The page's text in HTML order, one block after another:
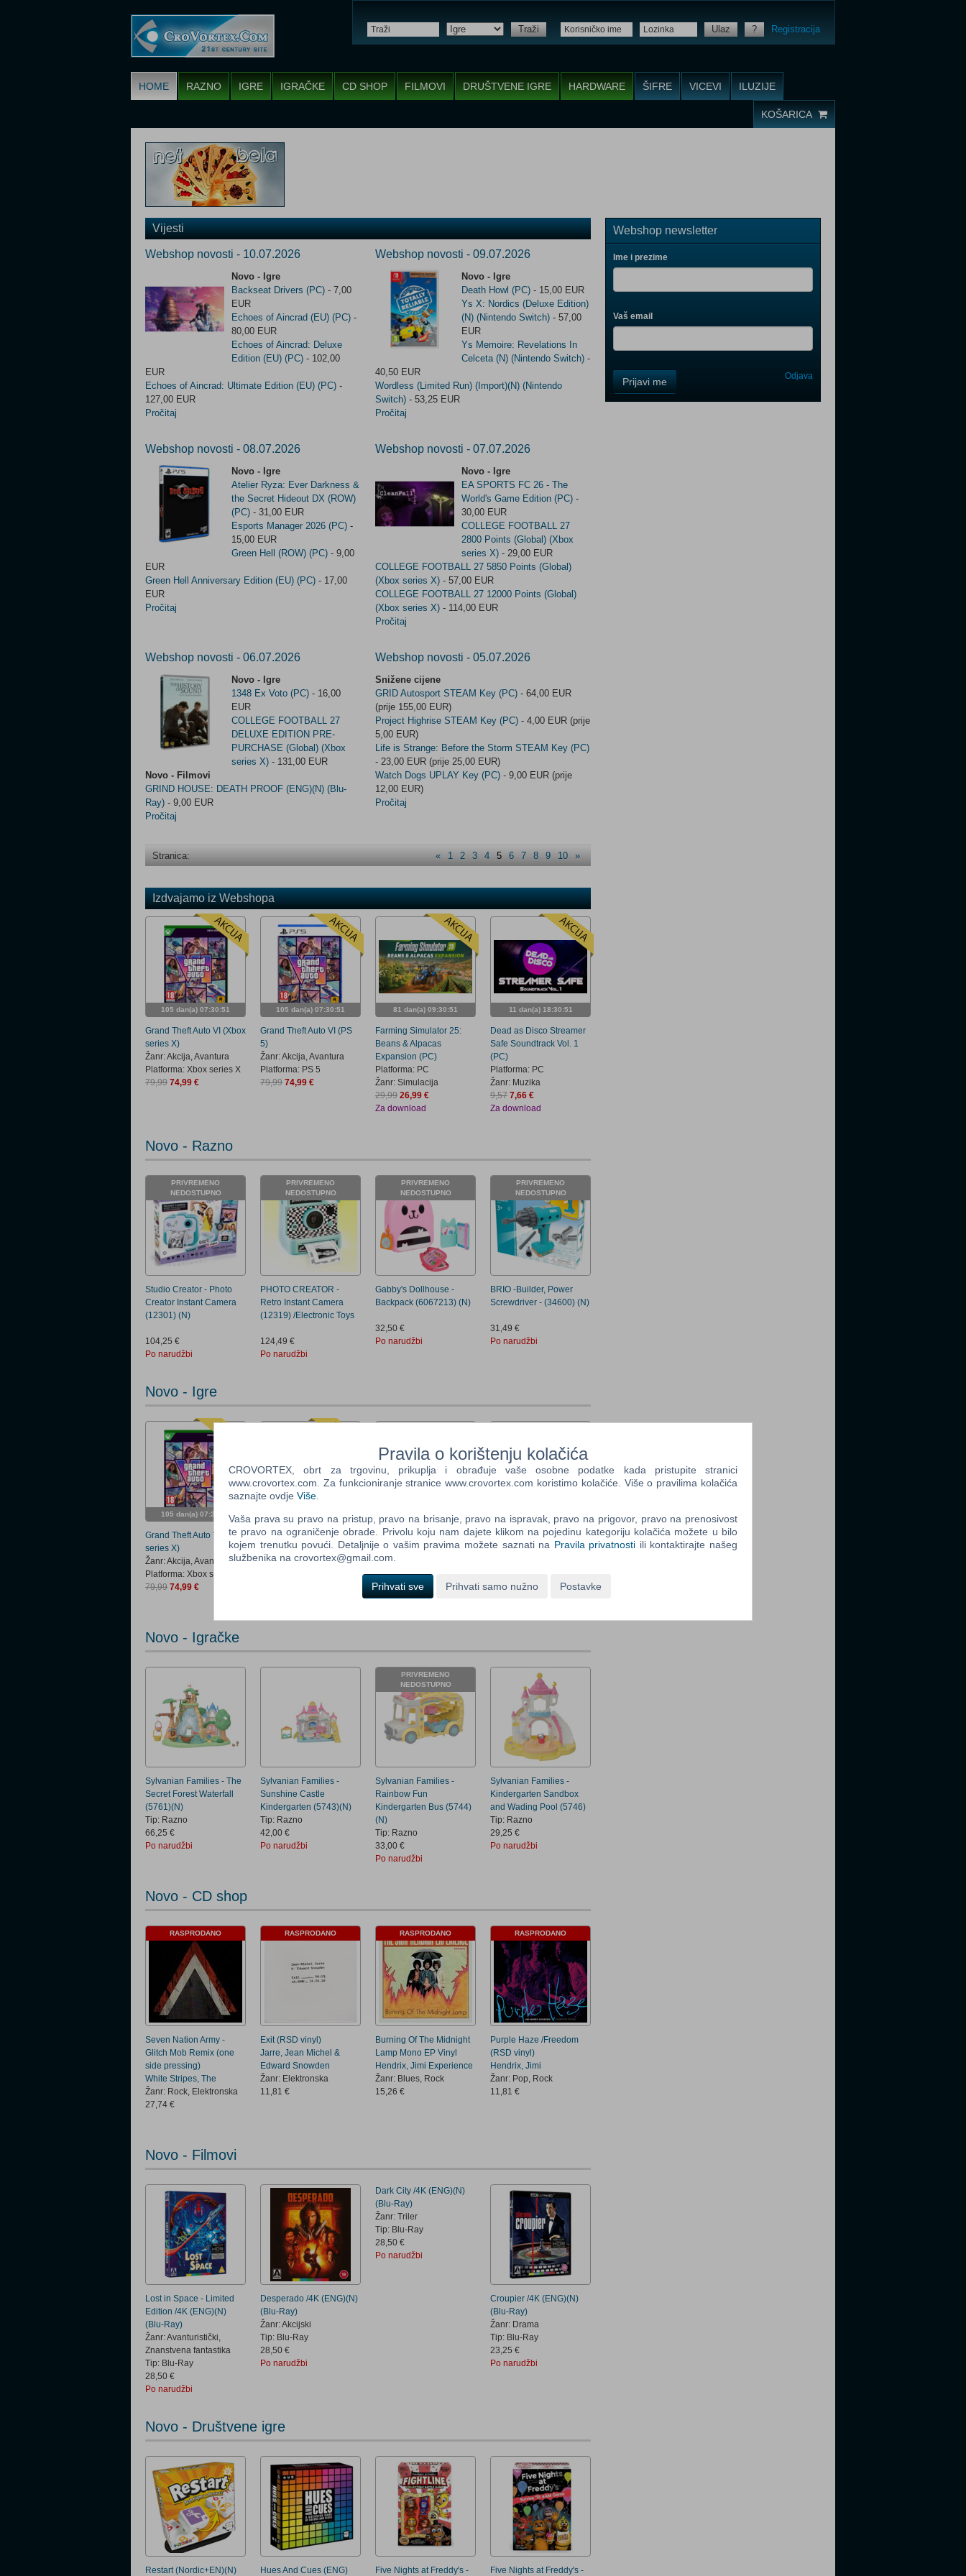
Traži Ulaz ? Registracija
HOME RAZNO IGRE IGRAČKE CD SHOP FILMOVI DRUŠTVENE IGRE HARDWARE ŠIFRE VICEVI ILUZIJE
KOŠARICA
Vijesti
Webshop novosti - 10.07.2026
Novo - Igre
Backseat Drivers (PC) - 7,00
EUR
Echoes of Aincrad (EU) (PC) -
80,00 EUR
Echoes of Aincrad: Deluxe
Edition (EU) (PC) - 102,00
EUR
Echoes of Aincrad: Ultimate Edition (EU) (PC) -
127,00 EUR
Pročitaj
Webshop novosti - 09.07.2026
Novo - Igre
Death Howl (PC) - 15,00 EUR
Ys X: Nordics (Deluxe Edition)
(N) (Nintendo Switch) - 57,00
EUR
Ys Memoire: Revelations In
Celceta (N) (Nintendo Switch) -
40,50 EUR
Wordless (Limited Run) (Import)(N) (Nintendo
Switch) - 53,25 EUR
Pročitaj
Webshop novosti - 08.07.2026
Novo - Igre
Atelier Ryza: Ever Darkness &
the Secret Hideout DX (ROW)
(PC) - 31,00 EUR
Esports Manager 2026 (PC) -
15,00 EUR
Green Hell (ROW) (PC) - 9,00
EUR
Green Hell Anniversary Edition (EU) (PC) - 17,00
EUR
Pročitaj
Webshop novosti - 07.07.2026
Novo - Igre
EA SPORTS FC 26 - The
World's Game Edition (PC) -
30,00 EUR
COLLEGE FOOTBALL 27
2800 Points (Global) (Xbox
series X) - 29,00 EUR
COLLEGE FOOTBALL 27 5850 Points (Global)
(Xbox series X) - 57,00 EUR
COLLEGE FOOTBALL 27 12000 Points (Global)
(Xbox series X) - 114,00 EUR
Pročitaj
Webshop novosti - 06.07.2026
Novo - Igre
1348 Ex Voto (PC) - 16,00
EUR
COLLEGE FOOTBALL 27
DELUXE EDITION PRE-
PURCHASE (Global) (Xbox
series X) - 131,00 EUR
Novo - Filmovi
GRIND HOUSE: DEATH PROOF (ENG)(N) (Blu-
Ray) - 9,00 EUR
Pročitaj
Webshop novosti - 05.07.2026
Snižene cijene
GRID Autosport STEAM Key (PC) - 64,00 EUR
(prije 155,00 EUR)
Project Highrise STEAM Key (PC) - 4,00 EUR (prije
5,00 EUR)
Life is Strange: Before the Storm STEAM Key (PC)
- 23,00 EUR (prije 25,00 EUR)
Watch Dogs UPLAY Key (PC) - 9,00 EUR (prije
12,00 EUR)
Pročitaj
Stranica: « 1 2 3 4 5 6 7 8 9 10 »
Izdvajamo iz Webshopa
105 dan(a) 07:30:50
Grand Theft Auto VI (Xbox
series X)
Žanr: Akcija, Avantura
Platforma: Xbox series X
79,99 74,99 €
105 dan(a) 07:30:50
Grand Theft Auto VI (PS
5)
Žanr: Akcija, Avantura
Platforma: PS 5
79,99 74,99 €
81 dan(a) 09:30:50
Farming Simulator 25:
Beans & Alpacas
Expansion (PC)
Platforma: PC
Žanr: Simulacija
29,99 26,99 €
Za download
11 dan(a) 18:30:50
Dead as Disco Streamer
Safe Soundtrack Vol. 1
(PC)
Platforma: PC
Žanr: Muzika
9,57 7,66 €
Za download
Novo - Razno
PRIVREMENO
NEDOSTUPNO
Studio Creator - Photo
Creator Instant Camera
(12301) (N)
104,25 €
Po narudžbi
PRIVREMENO
NEDOSTUPNO
PHOTO CREATOR -
Retro Instant Camera
(12319) /Electronic Toys
124,49 €
Po narudžbi
PRIVREMENO
NEDOSTUPNO
Gabby's Dollhouse -
Backpack (6067213) (N)
32,50 €
Po narudžbi
PRIVREMENO
NEDOSTUPNO
BRIO -Builder, Power
Screwdriver - (34600) (N)
31,49 €
Po narudžbi
Novo - Igre
105 dan(a) 07:30:50
Grand Theft Auto VI (Xbox
series X)
Žanr: Akcija, Avantura
Platforma: Xbox series X
79,99 74,99 €
Grand Theft Auto VI (PS
5)
Žanr: Akcija, Avantura
Rock Band 4 Rivals
Bundle (Xbox One)
(Europe) (Xbox One)
Platforma: Xbox One
87,00 €
Za download
Unknown9: Awakening
(N) (Xbox One)
21,40 €
Novo - Igračke
Sylvanian Families - The
Secret Forest Waterfall
(5761)(N)
Tip: Razno
66,25 €
Po narudžbi
Sylvanian Families -
Sunshine Castle
Kindergarten (5743)(N)
Tip: Razno
42,00 €
Po narudžbi
PRIVREMENO
NEDOSTUPNO
Sylvanian Families -
Rainbow Fun
Kindergarten Bus (5744)
(N)
Tip: Razno
33,00 €
Po narudžbi
Sylvanian Families -
Kindergarten Sandbox
and Wading Pool (5746)
Tip: Razno
29,25 €
Po narudžbi
Novo - CD shop
RASPRODANO
Seven Nation Army -
Glitch Mob Remix (one
side pressing)
White Stripes, The
Žanr: Rock, Elektronska
27,74 €
RASPRODANO
Exit (RSD vinyl)
Jarre, Jean Michel &
Edward Snowden
Žanr: Elektronska
11,81 €
RASPRODANO
Burning Of The Midnight
Lamp Mono EP Vinyl
Hendrix, Jimi Experience
Žanr: Blues, Rock
15,26 €
RASPRODANO
Purple Haze /Freedom
(RSD vinyl)
Hendrix, Jimi
Žanr: Pop, Rock
11,81 €
Novo - Filmovi
Lost in Space - Limited
Edition /4K (ENG)(N)
(Blu-Ray)
Žanr: Avanturistički,
Znanstvena fantastika
Tip: Blu-Ray
28,50 €
Po narudžbi
Desperado /4K (ENG)(N)
(Blu-Ray)
Žanr: Akcijski
Tip: Blu-Ray
28,50 €
Po narudžbi
Dark City /4K (ENG)(N)
(Blu-Ray)
Žanr: Triler
Tip: Blu-Ray
28,50 €
Po narudžbi
Croupier /4K (ENG)(N)
(Blu-Ray)
Žanr: Drama
Tip: Blu-Ray
23,25 €
Po narudžbi
Novo - Društvene igre
Restart (Nordic+EN)(N) Hues And Cues (ENG) Five Nights at Freddy's - Five Nights at Freddy's -
Webshop newsletter
Ime i prezime
Vaš email
Field
One
Prijavi me Odjava
Pravila o korištenju kolačića
CROVORTEX, obrt za trgovinu, prikuplja i obrađuje vaše osobne podatke kada pristupite stranici
www.crovortex.com. Za funkcioniranje stranice www.crovortex.com koristimo kolačiće. Više o pravilima kolačića
saznajte ovdje Više
Vaša prava su pravo na pristup, pravo na brisanje, pravo na ispravak, pravo na prigovor, pravo na prenosivost
te pravo na ograničenje obrade. Privolu koju nam dajete klikom na pojedinu kategoriju kolačića možete u bilo
kojem trenutku povući. Detaljnije o vašim pravima možete saznati na Pravila privatnosti ili kontaktirajte našeg
službenika na crovortex@gmail.com.
Prihvati sve Prihvati samo nužno Postavke